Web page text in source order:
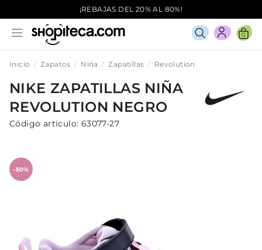
¡REBAJAS DEL 20% AL 80%!
0
Inicio Zapatos Niña Zapatillas Revolution
NIKE ZAPATILLAS NIÑA
REVOLUTION NEGRO
Código artículo: 63077-27
-50%